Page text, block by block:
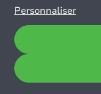
Personnaliser